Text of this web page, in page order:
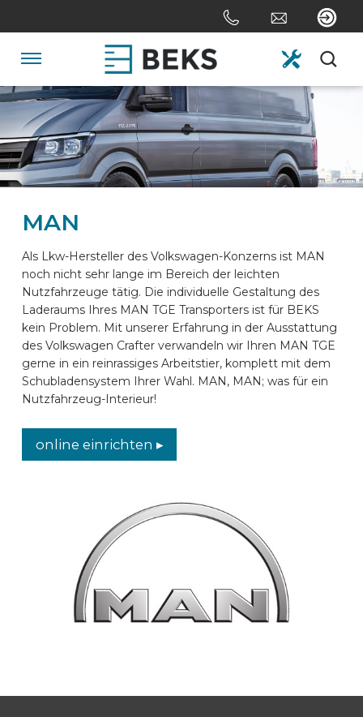
to
content
Jump
to
the
navigation
HOME
ÜBER UNS
SYSTEME
ANPASSUNG
SEKTOREN
AUTOMARKEN
KONTAKT
MAN
Als Lkw-Hersteller des Volkswagen-Konzerns ist MAN
noch nicht sehr lange im Bereich der leichten
Nutzfahrzeuge tätig. Die individuelle Gestaltung des
Laderaums Ihres MAN TGE Transporters ist für BEKS
kein Problem. Mit unserer Erfahrung in der Ausstattung
des Volkswagen Crafter verwandeln wir Ihren MAN TGE
gerne in ein reinrassiges Arbeitstier, komplett mit dem
Schubladensystem Ihrer Wahl. MAN, MAN; was für ein
Nutzfahrzeug-Interieur!
online einrichten ▸